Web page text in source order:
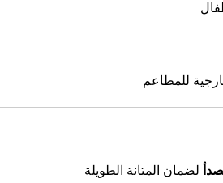
للمطاعم
لضمان المتانة الطويلة